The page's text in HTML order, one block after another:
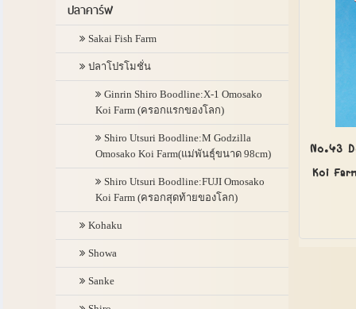
ปลาคาร์ฟ
Sakai Fish Farm
ปลาโปรโมชั่น
Ginrin Shiro Boodline:X-1 Omosako
Koi Farm (ครอกแรกของโลก)
Shiro Utsuri Boodline:M Godzilla
Omosako Koi Farm(แม่พันธุ์ขนาด 98cm)
Shiro Utsuri Boodline:FUJI Omosako
Koi Farm (ครอกสุดท้ายของโลก)
Kohaku
Showa
Sanke
No.43
Koi